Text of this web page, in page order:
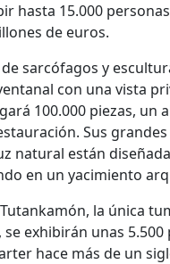
hasta 15.000
de euros.
sarcófagos y
con una vista
100.000 piezas, un
Sus grandes
natural están
en un yacimiento
la única
exhibirán unas 5.500
hace más de un